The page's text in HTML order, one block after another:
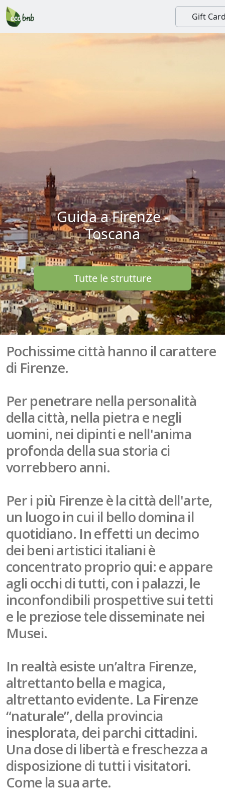
Gift
Guida a Firenze -
Toscana
Tutte le strutture
Pochissime città hanno il carattere
di Firenze.
Per penetrare nella personalità
della città, nella pietra e negli
uomini, nei dipinti e nell'anima
profonda della sua storia ci
vorrebbero anni.
Per i più Firenze è la città dell'arte,
un luogo in cui il bello domina il
quotidiano. In effetti un decimo
dei beni artistici italiani è
concentrato proprio qui: e appare
agli occhi di tutti, con i palazzi, le
inconfondibili prospettive sui tetti
e le preziose tele disseminate nei
Musei.
In realtà esiste un’altra Firenze,
altrettanto bella e magica,
altrettanto evidente. La Firenze
“naturale”, della provincia
inesplorata, dei parchi cittadini.
Una dose di libertà e freschezza a
disposizione di tutti i visitatori.
Come la sua arte.